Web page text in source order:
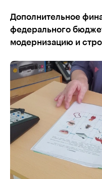
Дополнительное
федерального
модернизацию и